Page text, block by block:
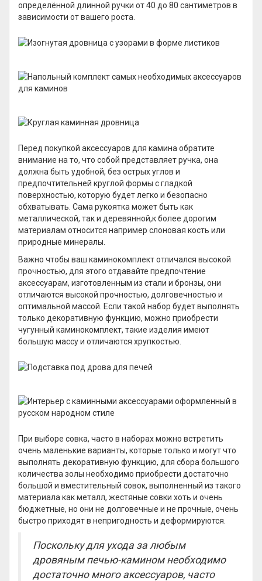
определённой длинной ручки от 40 до 80 сантиметров в
зависимости от вашего роста.
Перед покупкой аксессуаров для камина обратите
внимание на то, что собой представляет ручка, она
должна быть удобной, без острых углов и
предпочтительней круглой формы с гладкой
поверхностью, которую будет легко и безопасно
обхватывать. Сама рукоятка может быть как
металлической, так и деревянной,к более дорогим
материалам относится например слоновая кость или
природные минералы.
Важно чтобы ваш каминокомплект отличался высокой
прочностью, для этого отдавайте предпочтение
аксессуарам, изготовленным из стали и бронзы, они
отличаются высокой прочностью, долговечностью и
оптимальной массой. Если такой набор будет выполнять
только декоративную функцию, можно приобрести
чугунный каминокомплект, такие изделия имеют
большую массу и отличаются хрупкостью.
При выборе совка, часто в наборах можно встретить
очень маленькие варианты, которые только и могут что
выполнять декоративную функцию, для сбора большого
количества золы необходимо приобрести достаточно
большой и вместительный совок, выполненный из такого
материала как металл, жестяные совки хоть и очень
бюджетные, но они не долговечные и не прочные, очень
быстро приходят в непригодность и деформируются.
Поскольку для ухода за любым
дровяным печью-камином необходимо
достаточно много аксессуаров, часто